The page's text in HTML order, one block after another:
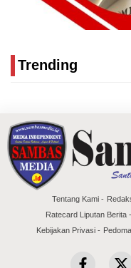
Trending
Tentang Kami
Ratecard Liputan Berita
Kebijakan Privasi